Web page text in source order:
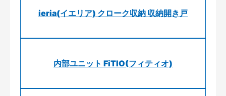
ieria(イエリア) クローク収納 収納開き戸
内部ユニット FiTIO(フィティオ)